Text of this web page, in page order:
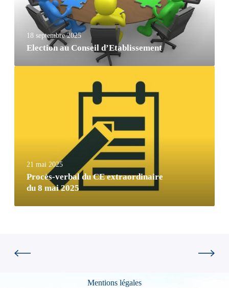
18 septembre 2025
Election au Conseil d’Etablissement
21 mai 2025
Procès-verbal du CE extraordinaire
du 8 mai 2025
Mentions légales